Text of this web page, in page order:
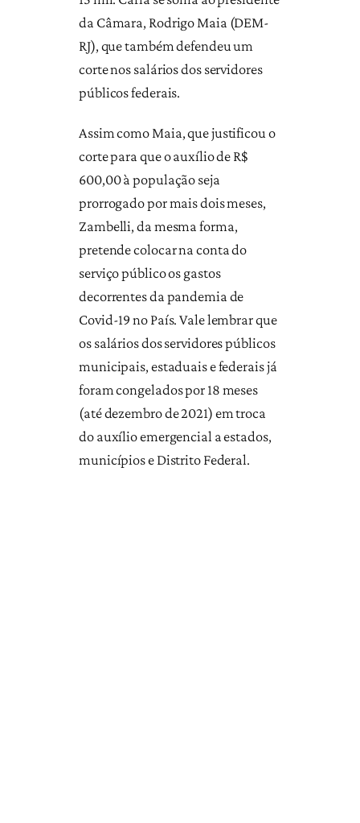
da Câmara, Rodrigo Maia (DEM-
RJ), que também defendeu um
corte nos salários dos servidores
públicos federais.
Assim como Maia, que justificou o
corte para que o auxílio de R$
600,00 à população seja
prorrogado por mais dois meses,
Zambelli, da mesma forma,
pretende colocar na conta do
serviço público os gastos
decorrentes da pandemia de
Covid-19 no País. Vale lembrar que
os salários dos servidores públicos
municipais, estaduais e federais já
foram congelados por 18 meses
(até dezembro de 2021) em troca
do auxílio emergencial a estados,
municípios e Distrito Federal.